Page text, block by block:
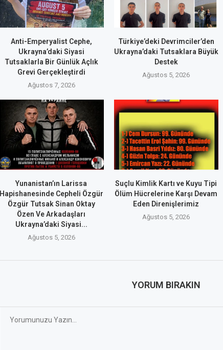
Anti-Emperyalist Cephe,
Ukrayna’daki Siyasi
Tutsaklarla Bir Günlük Açlık
Grevi Gerçekleştirdi
Ağustos 7, 2026
Türkiye’deki Devrimciler’den
Ukrayna’daki Tutsaklara Büyük
Destek
Ağustos 5, 2026
Yunanistan’ın Larissa
Hapishanesinde Cepheli Özgür
Özgür Tutsak Sinan Oktay
Özen Ve Arkadaşları
Ukrayna’daki Siyasi...
Ağustos 5, 2026
Suçlu Kimlik Kartı ve Kuyu Tipi
Ölüm Hücrelerine Karşı Devam
Eden Direnişlerimiz
Ağustos 5, 2026
YORUM BIRAKIN